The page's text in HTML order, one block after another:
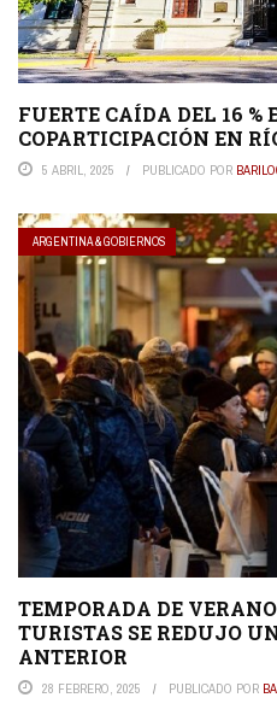
FUERTE CAÍDA DEL 16 %
COPARTICIPACIÓN EN
5 ABRIL, 2025 PUBLICADO POR
ARGENTINA & GOBIERNOS
TEMPORADA DE
TURISTAS SE REDUJO
ANTERIOR
28 FEBRERO, 2025 PUBLICADO POR